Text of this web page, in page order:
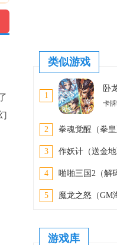
类似游戏
1
卧
卡牌
2 拳魂觉醒（拳
3 作妖计（送金
4 啪啪三国2（解
5 魔龙之怒（GM
游戏库